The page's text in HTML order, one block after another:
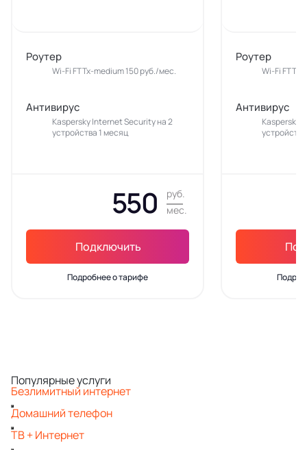
Роутер
Wi-Fi FTTx-medium 150 руб./мес.
Антивирус
Kaspersky Internet Security на 2
устройства 1 месяц
550
руб.
мес.
Подключить
Подробнее о тарифе
Роутер
Wi-Fi
Антивирус
Kaspersky
Популярные услуги
Безлимитный интернет
Домашний телефон
ТВ + Интернет